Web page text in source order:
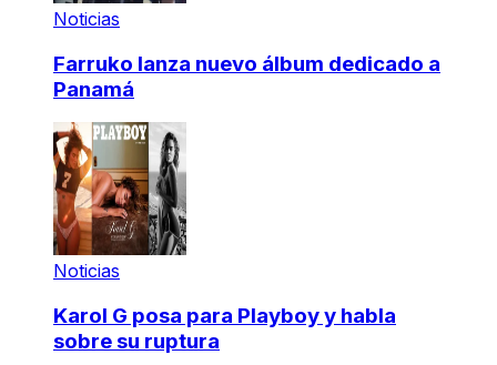
Noticias
Farruko lanza nuevo álbum dedicado a
Panamá
Noticias
Karol G posa para Playboy y habla
sobre su ruptura